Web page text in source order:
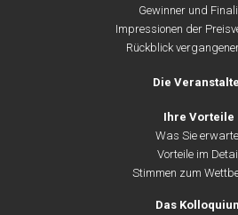
Gewinner und
Impressionen der
Rückblick
Die
Ihre Vorteile
Was Sie
Vorteile im Detail
Stimmen zum
Das